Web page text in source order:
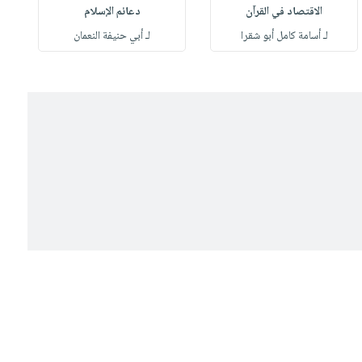
الاقتصاد في القرآن
لـ أسامة كامل أبو شقرا
دعائم الإسلام
لـ أبي حنيفة النعمان